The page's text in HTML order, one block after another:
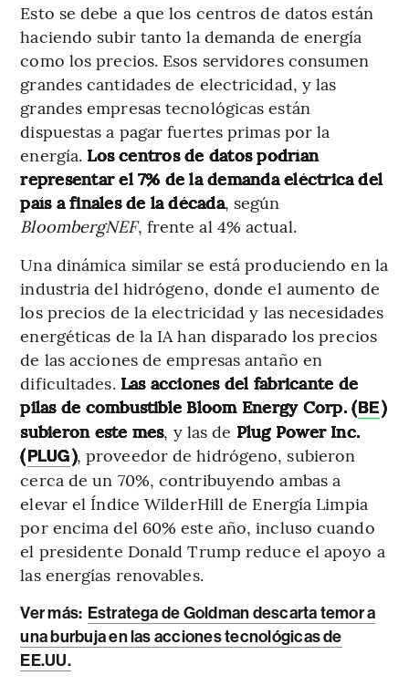
Esto se debe a que los centros de datos están
haciendo subir tanto la demanda de energía
como los precios. Esos servidores consumen
grandes cantidades de electricidad, y las
grandes empresas tecnológicas están
dispuestas a pagar fuertes primas por la
energía. Los centros de datos podrían
representar el 7% de la demanda eléctrica del
país a finales de la década, según
BloombergNEF, frente al 4% actual.
Una dinámica similar se está produciendo en la
industria del hidrógeno, donde el aumento de
los precios de la electricidad y las necesidades
energéticas de la IA han disparado los precios
de las acciones de empresas antaño en
dificultades. Las acciones del fabricante de
pilas de combustible Bloom Energy Corp. (BE)
subieron este mes, y las de Plug Power Inc.
(PLUG), proveedor de hidrógeno, subieron
cerca de un 70%, contribuyendo ambas a
elevar el Índice WilderHill de Energía Limpia
por encima del 60% este año, incluso cuando
el presidente Donald Trump reduce el apoyo a
las energías renovables.
Ver más: Estratega de Goldman descarta temor a
una burbuja en las acciones tecnológicas de
EE.UU.